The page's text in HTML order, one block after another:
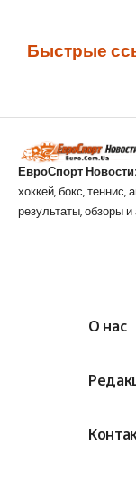
Быстрые
ЕвроСпорт Новости:
хоккей, бокс,
результаты, обзоры
О нас